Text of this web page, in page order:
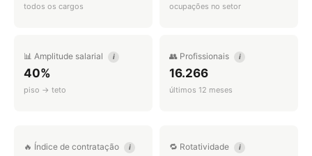
todos os cargos ocupações no setor
📊 Amplitude salarial i
40%
piso → teto
👥 Profissionais i
16.266
últimos 12 meses
🔥 Índice de contratação i 🔁 Rotatividade i